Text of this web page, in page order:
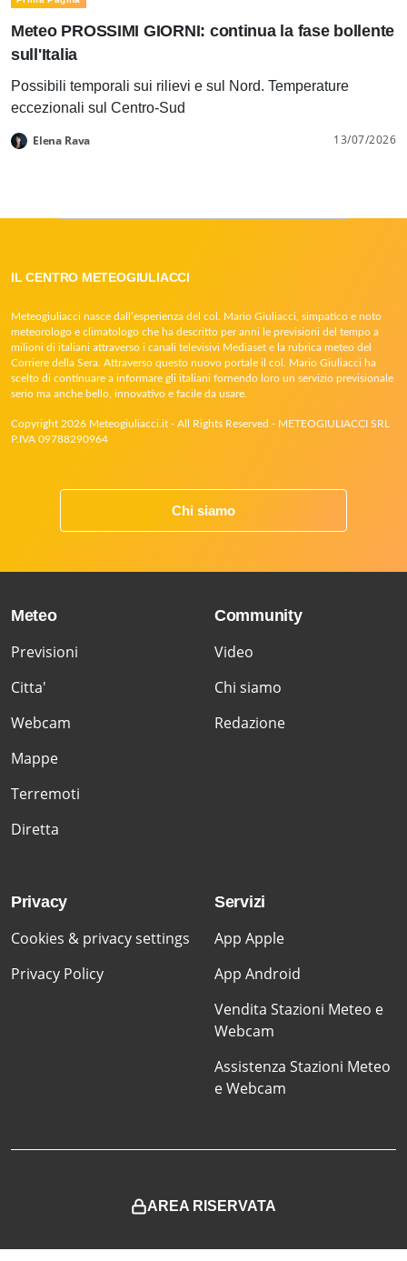
Meteo PROSSIMI GIORNI: continua la fase bollente
sull'Italia
Possibili temporali sui rilievi e sul Nord. Temperature
eccezionali sul Centro-Sud
Elena Rava 13/07/2026
IL CENTRO METEOGIULIACCI
Meteogiuliacci nasce dall’esperienza del col. Mario Giuliacci, simpatico e noto
meteorologo e climatologo che ha descritto per anni le previsioni del tempo a
milioni di italiani attraverso i canali televisivi Mediaset e la rubrica meteo del
Corriere della Sera. Attraverso questo nuovo portale il col. Mario Giuliacci ha
scelto di continuare a informare gli italiani fornendo loro un servizio previsionale
serio ma anche bello, innovativo e facile da usare.
Copyright 2026 Meteogiuliacci.it - All Rights Reserved - METEOGIULIACCI SRL
P.IVA 09788290964
Chi siamo
Meteo
Previsioni
Citta'
Webcam
Mappe
Terremoti
Diretta
Community
Video
Chi siamo
Redazione
Privacy
Cookies & privacy settings
Privacy Policy
Servizi
App Apple
App Android
Vendita Stazioni Meteo e
Webcam
Assistenza Stazioni Meteo
e Webcam
AREA RISERVATA